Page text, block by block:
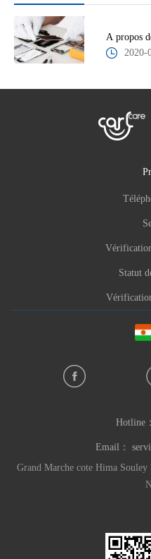
A propos
2020-
Statut
Hotline：
Email：
Grand Marche cote Hima